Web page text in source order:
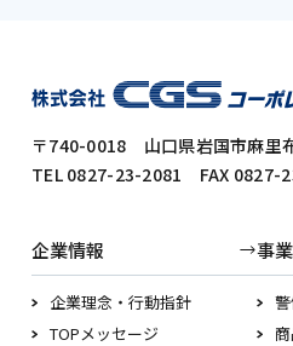
〒740-0018 山口県岩国市麻里
TEL 0827-23-2081 FAX 0827-
企業情報
企業理念・行動指針
TOPメッセージ
事